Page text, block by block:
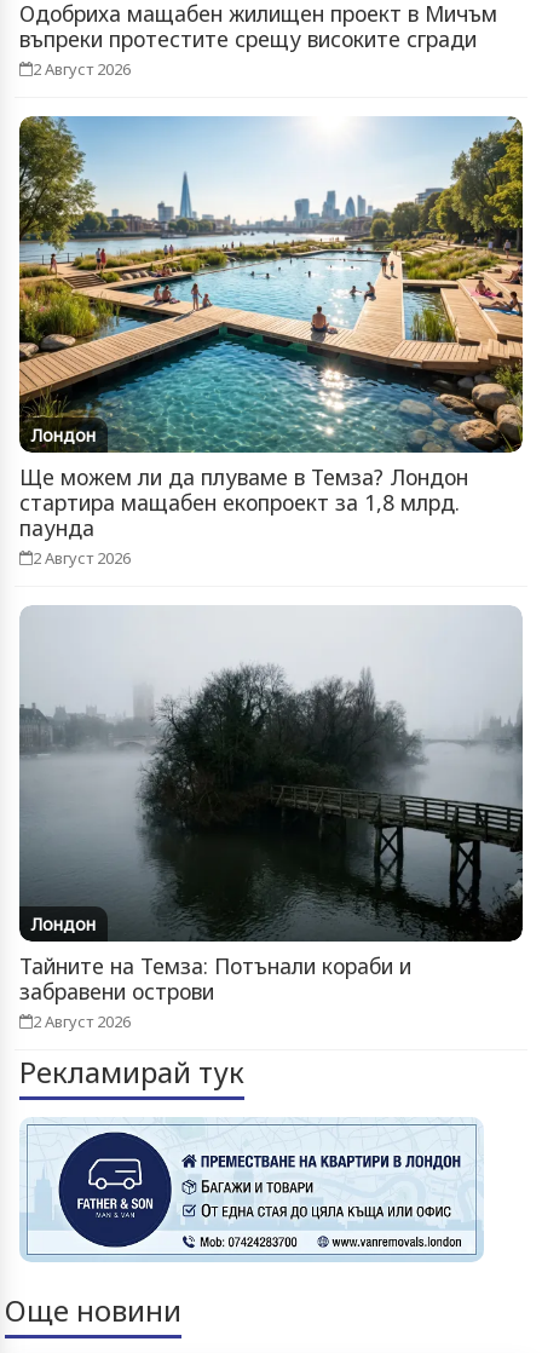
Одобриха мащабен жилищен проект в Мичъм
въпреки протестите срещу високите сгради
2 Август 2026
Лондон
Ще можем ли да плуваме в Темза? Лондон
стартира мащабен екопроект за 1,8 млрд.
паунда
2 Август 2026
Лондон
Тайните на Темза: Потънали кораби и
забравени острови
2 Август 2026
Рекламирай тук
Още новини